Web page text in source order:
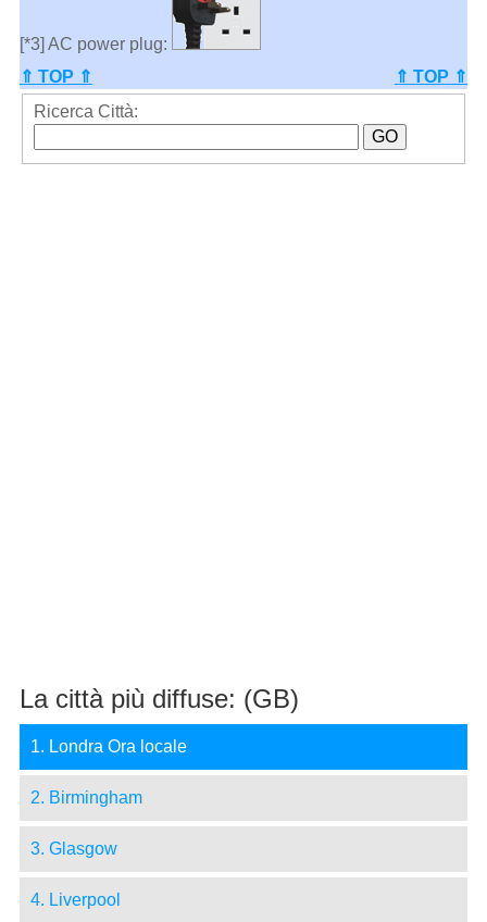
[*3] AC power plug:
⇑ TOP ⇑
⇑ TOP ⇑
Ricerca Città:
La città più diffuse: (GB)
1. Londra Ora locale
2. Birmingham
3. Glasgow
4. Liverpool